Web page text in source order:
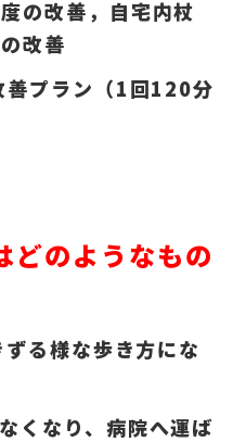
の改善，自宅内杖
改善
善プラン（1回120分
のようなもの
る様な歩き方にな
くなり、病院へ運ば